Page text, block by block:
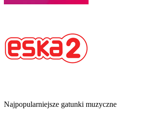
Najpopularniejsze gatunki muzyczne